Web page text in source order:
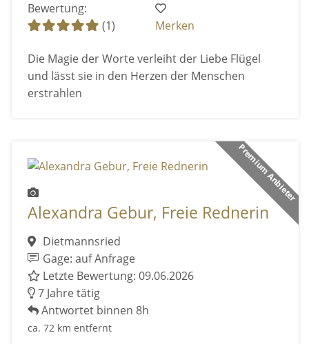
Bewertung:
(1)
Merken
Die Magie der Worte verleiht der Liebe Flügel
und lässt sie in den Herzen der Menschen
erstrahlen
Premium Anbieter
Alexandra Gebur, Freie Rednerin
Dietmannsried
Gage: auf Anfrage
Letzte Bewertung: 09.06.2026
7 Jahre tätig
Antwortet binnen 8h
ca. 72 km entfernt